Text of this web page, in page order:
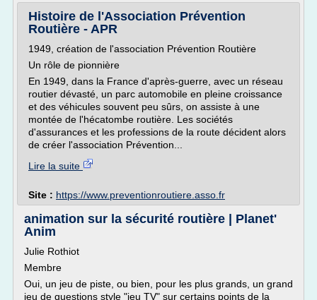
Histoire de l'Association Prévention
Routière - APR
1949, création de l'association Prévention Routière
Un rôle de pionnière
En 1949, dans la France d'après-guerre, avec un réseau
routier dévasté, un parc automobile en pleine croissance
et des véhicules souvent peu sûrs, on assiste à une
montée de l'hécatombe routière. Les sociétés
d'assurances et les professions de la route décident alors
de créer l'association Prévention...
Lire la suite
Site : https://www.preventionroutiere.asso.fr
animation sur la sécurité routière | Planet'
Anim
Julie Rothiot
Membre
Oui, un jeu de piste, ou bien, pour les plus grands, un grand
jeu de questions style "jeu TV" sur certains points de la